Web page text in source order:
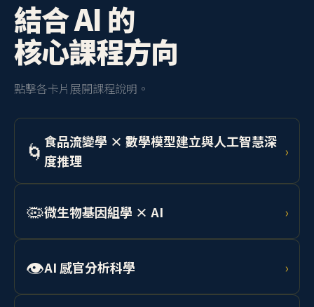
結合 AI 的
核心課程方向
點擊各卡片展開課程說明。
🌀 食品流變學 × 數學模型建立與人工智慧深
度推理
›
學習 Herschel-Bulkley 模型與 Cox-Merz 法則，結合機
工業產線品質控制。
🦠微生物基因組學 × AI ›
整合定序技術與深度學習，分析食品相關微生物基因
預測。
👁️AI 感官分析科學 ›
結合非破壞性加工技術、電腦視覺與光譜分析進行食品